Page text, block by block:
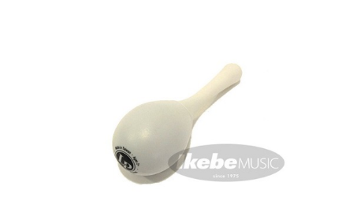
キーボード 電子ピアノ